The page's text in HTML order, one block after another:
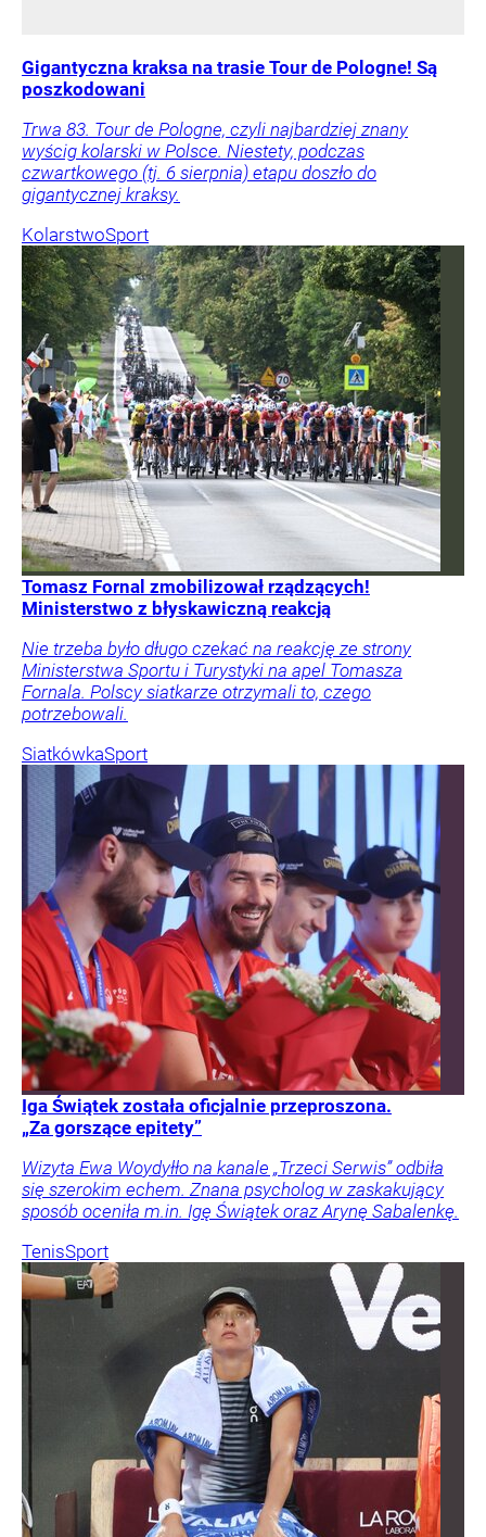
Gigantyczna kraksa na trasie Tour de Pologne! Są
poszkodowani
Trwa 83. Tour de Pologne, czyli najbardziej znany
wyścig kolarski w Polsce. Niestety, podczas
czwartkowego (tj. 6 sierpnia) etapu doszło do
gigantycznej kraksy.
KolarstwoSport
Tomasz Fornal zmobilizował rządzących!
Ministerstwo z błyskawiczną reakcją
Nie trzeba było długo czekać na reakcję ze strony
Ministerstwa Sportu i Turystyki na apel Tomasza
Fornala. Polscy siatkarze otrzymali to, czego
potrzebowali.
SiatkówkaSport
Iga Świątek została oficjalnie przeproszona.
„Za gorszące epitety”
Wizyta Ewa Woydyłło na kanale „Trzeci Serwis” odbiła
się szerokim echem. Znana psycholog w zaskakujący
sposób oceniła m.in. Igę Świątek oraz Arynę Sabalenkę.
TenisSport